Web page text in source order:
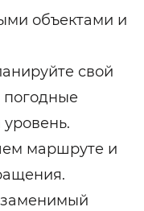
объектами и
свой
погодные
маршруте и